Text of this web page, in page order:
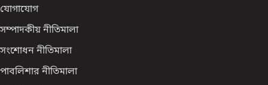
যোগাযোগ
সম্পাদকীয় নীতিমালা
সংশোধন নীতিমালা
পাবলিশার নীতিমালা